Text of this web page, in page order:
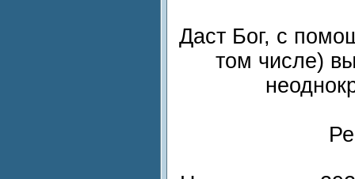
Даст Бог, с
том числе)